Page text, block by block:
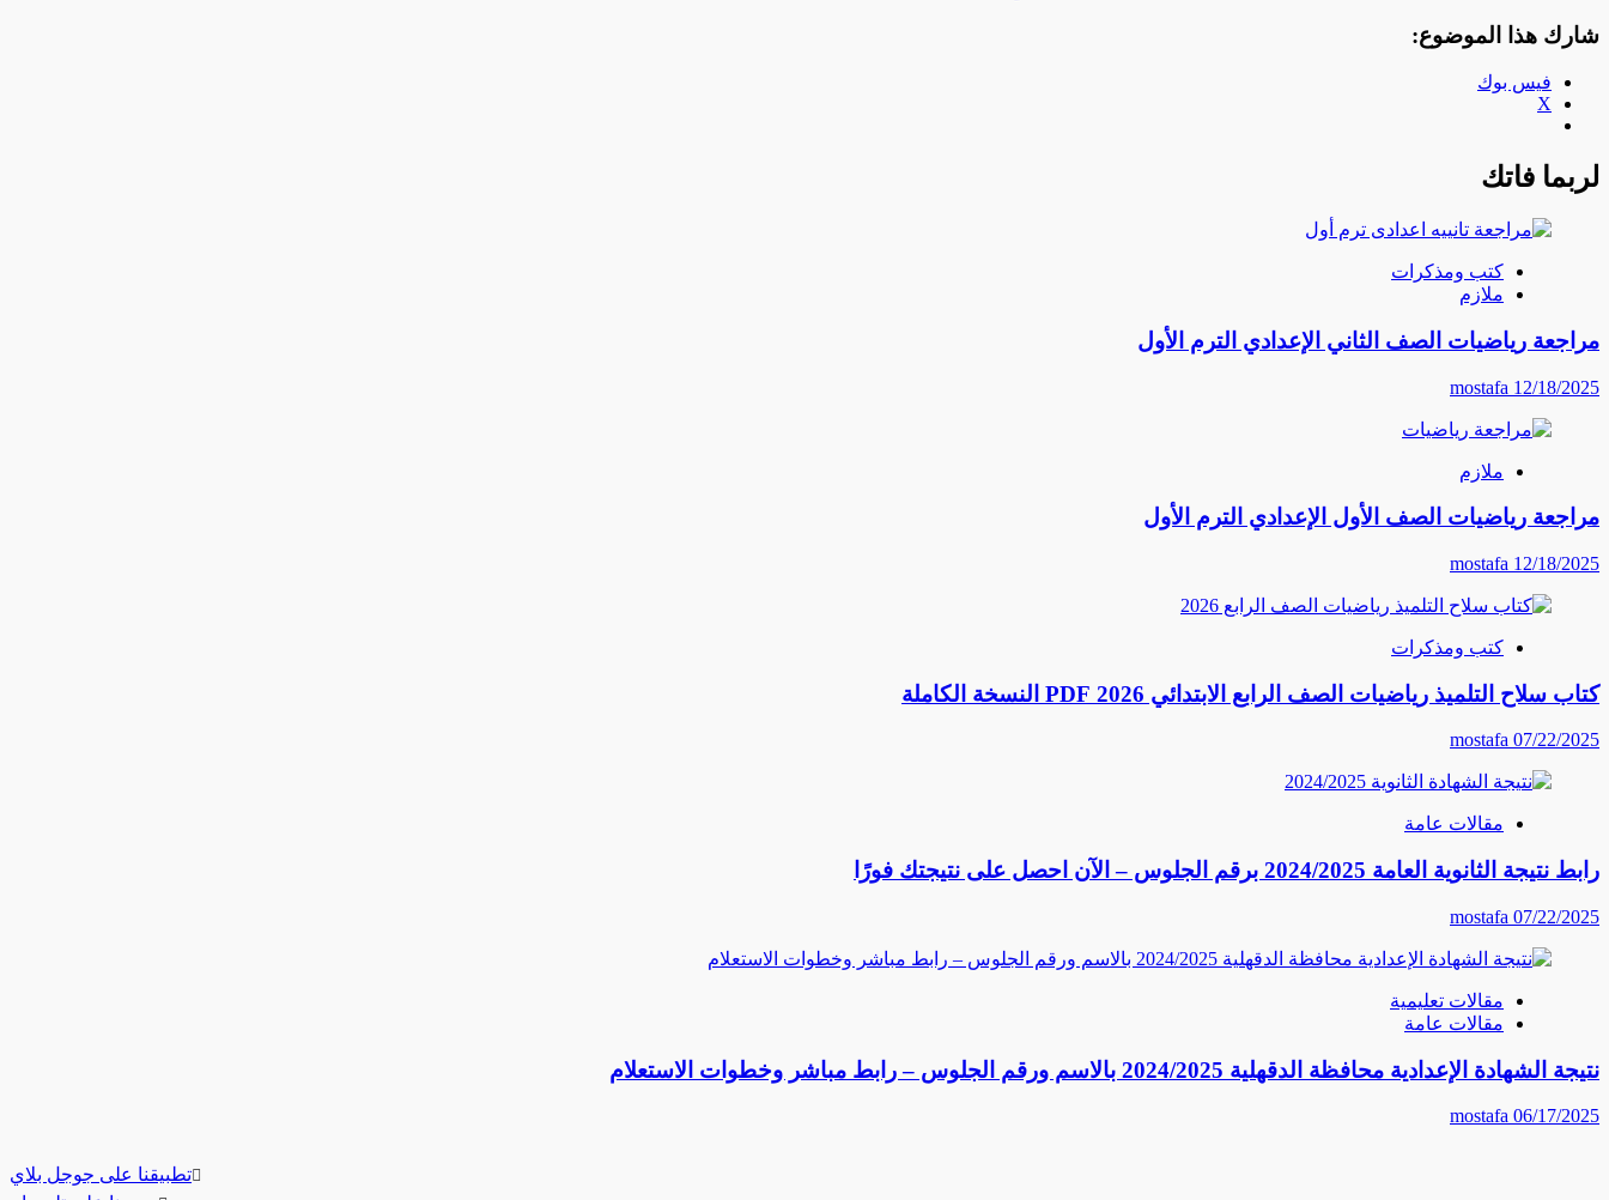
شارك هذا الموضوع:
فيس بوك
X
لربما فاتك
كتب ومذكرات
ملازم
مراجعة رياضيات الصف الثاني الإعدادي الترم الأول
mostafa 12/18/2025
ملازم
مراجعة رياضيات الصف الأول الإعدادي الترم الأول
mostafa 12/18/2025
كتب ومذكرات
كتاب سلاح التلميذ رياضيات الصف الرابع الابتدائي 2026 PDF النسخة الكاملة
mostafa 07/22/2025
مقالات عامة
رابط نتيجة الثانوية العامة 2024/2025 برقم الجلوس – الآن احصل على نتيجتك فورًا
mostafa 07/22/2025
مقالات تعليمية
مقالات عامة
نتيجة الشهادة الإعدادية محافظة الدقهلية 2024/2025 بالاسم ورقم الجلوس – رابط مباشر وخطوات الاستعلام
mostafa 06/17/2025
تطبيقنا على جوجل بلاي